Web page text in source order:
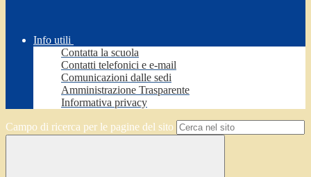
Info utili
Contatta la scuola
Contatti telefonici e e-mail
Comunicazioni dalle sedi
Amministrazione Trasparente
Informativa privacy
Campo di ricerca per le pagine del sito